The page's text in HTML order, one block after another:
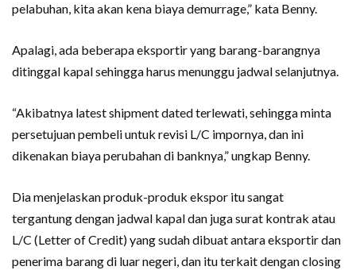
pelabuhan, kita akan kena biaya demurrage,” kata Benny.
Apalagi, ada beberapa eksportir yang barang-barangnya
ditinggal kapal sehingga harus menunggu jadwal selanjutnya.
“Akibatnya latest shipment dated terlewati, sehingga minta
persetujuan pembeli untuk revisi L/C impornya, dan ini
dikenakan biaya perubahan di banknya,” ungkap Benny.
Dia menjelaskan produk-produk ekspor itu sangat
tergantung dengan jadwal kapal dan juga surat kontrak atau
L/C (Letter of Credit) yang sudah dibuat antara eksportir dan
penerima barang di luar negeri, dan itu terkait dengan closing